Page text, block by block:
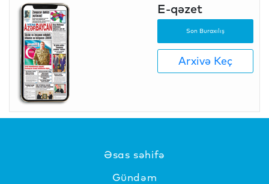
E-qəzet
Son Buraxılış
Arxivə Keç
Əsas səhifə
Gündəm